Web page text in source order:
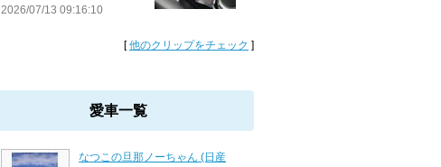
2026/07/13 09:16:10
[他のクリップをチェック ]
愛車一覧
なつこの旦那ノーちゃん (日産